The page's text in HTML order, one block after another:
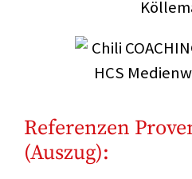
Referenzen
(Auszug):